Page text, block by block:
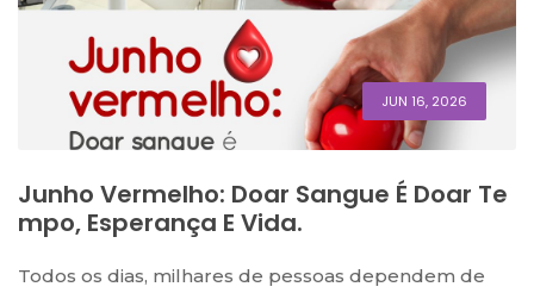
JUN 16, 2026
Junho Vermelho: Doar Sangue É Doar Te
Mpo, Esperança E Vida.
Todos os dias, milhares de pessoas dependem de